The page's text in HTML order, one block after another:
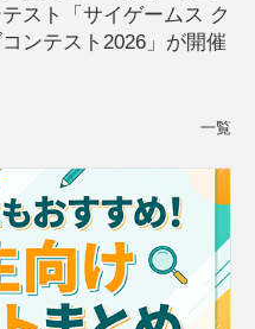
スト「サイゲームス ク
ンテスト2026」が開催
一覧